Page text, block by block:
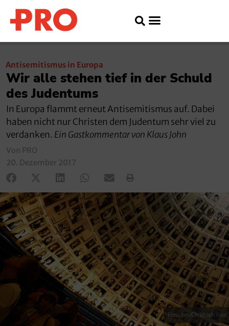
Antisemitismus in Europa
Wir alle stehen tief in der Schuld
des Judentums
In Europa flammt erneut Antisemitismus auf. Dabei
haben nicht nur Christen dem Judentum sehr viel zu
verdanken. Ein Gastkommentar von Klaus John
Von PRO
20. Dezember 2017
Foto: pro/Christoph Irion